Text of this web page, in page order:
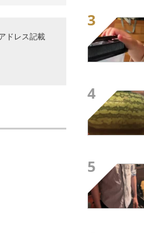
ドレス記載
3
4
5